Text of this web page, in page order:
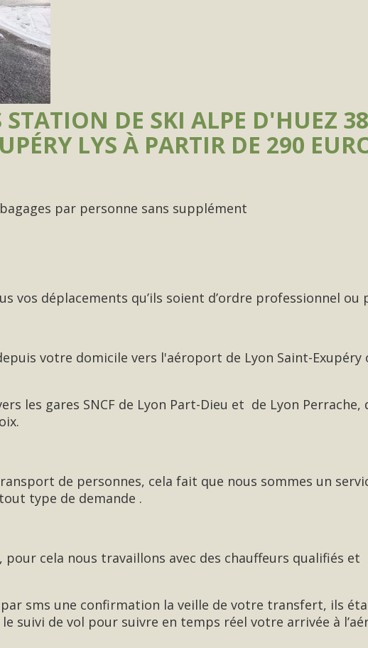
DE SKI ALPE D'HUEZ
LYS À PARTIR DE 290
par personne sans supplément
vos déplacements qu’ils soient d’ordre professionnel ou
votre domicile vers l'aéroport de Lyon Saint-Exupéry
les gares SNCF de Lyon Part-Dieu et de Lyon Perrache,
de personnes, cela fait que nous sommes un
type de demande .
cela nous travaillons avec des chauffeurs qualifiés et
sms une confirmation la veille de votre transfert, ils
suivi de vol pour suivre en temps réel votre arrivée à